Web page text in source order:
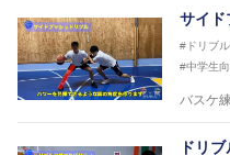
2016年U12ナ
2016年U13ナ
2016年男子
2017年U12ナ
2017年U13ナ
サイド
#ドリブル
#中学生
バスケ
ドリ